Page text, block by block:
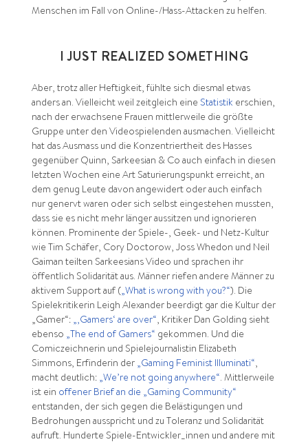
Menschen im Fall von Online-/Hass-Attacken zu helfen.
I JUST REALIZED SOMETHING
Aber, trotz aller Heftigkeit, fühlte sich diesmal etwas
anders an. Vielleicht weil zeitgleich eine Statistik erschien,
nach der erwachsene Frauen mittlerweile die größte
Gruppe unter den Videospielenden ausmachen. Vielleicht
hat das Ausmass und die Konzentriertheit des Hasses
gegenüber Quinn, Sarkeesian & Co auch einfach in diesen
letzten Wochen eine Art Saturierungspunkt erreicht, an
dem genug Leute davon angewidert oder auch einfach
nur genervt waren oder sich selbst eingestehen mussten,
dass sie es nicht mehr länger aussitzen und ignorieren
können. Prominente der Spiele-, Geek- und Netz-Kultur
wie Tim Schäfer, Cory Doctorow, Joss Whedon und Neil
Gaiman teilten Sarkeesians Video und sprachen ihr
öffentlich Solidarität aus. Männer riefen andere Männer zu
aktivem Support auf („What is wrong with you?“). Die
Spielekritikerin Leigh Alexander beerdigt gar die Kultur der
„Gamer“: „‚Gamers‘ are over“, Kritiker Dan Golding sieht
ebenso „The end of Gamers“ gekommen. Und die
Comiczeichnerin und Spielejournalistin Elizabeth
Simmons, Erfinderin der „Gaming Feminist Illuminati“,
macht deutlich: „We’re not going anywhere“. Mittlerweile
ist ein offener Brief an die „Gaming Community“
entstanden, der sich gegen die Belästigungen und
Bedrohungen ausspricht und zu Toleranz und Solidarität
aufruft. Hunderte Spiele-Entwickler_innen und andere mit